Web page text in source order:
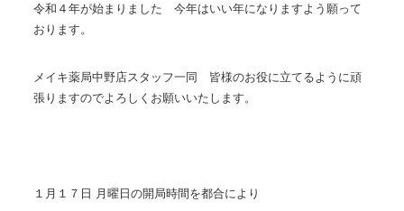
令和４年が始まりました 今年はいい年になりますよう願って
おります。
メイキ薬局中野店スタッフ一同 皆様のお役に立てるように頑
張りますのでよろしくお願いいたします。
１月１７日 月曜日の開局時間を都合により